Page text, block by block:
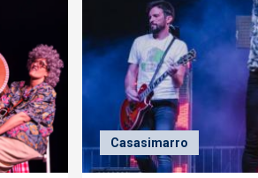
Casasimarro